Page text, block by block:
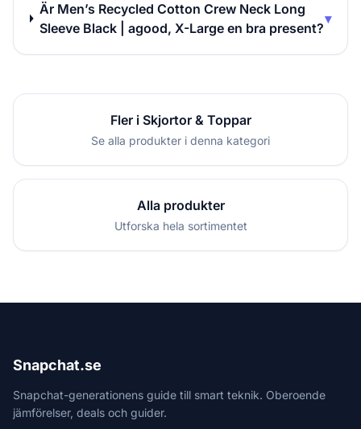
Är Men’s Recycled Cotton Crew Neck Long
Sleeve Black | agood, X-Large en bra present?
▾
Fler i Skjortor & Toppar
Se alla produkter i denna kategori
Alla produkter
Utforska hela sortimentet
Snapchat.se
Snapchat-generationens guide till smart teknik. Oberoende
jämförelser, deals och guider.